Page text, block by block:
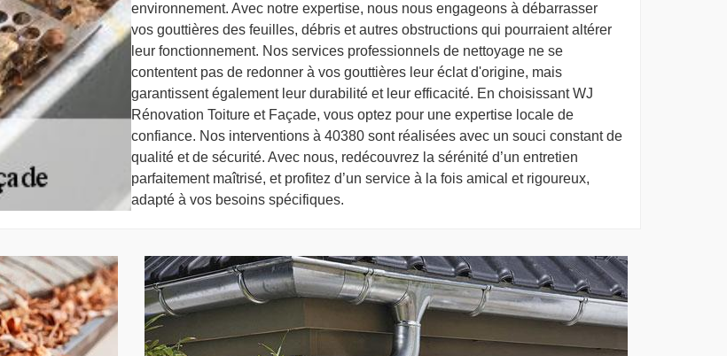
environnement. Avec notre expertise, nous nous engageons à débarrasser
vos gouttières des feuilles, débris et autres obstructions qui pourraient altérer
leur fonctionnement. Nos services professionnels de nettoyage ne se
contentent pas de redonner à vos gouttières leur éclat d'origine, mais
garantissent également leur durabilité et leur efficacité. En choisissant WJ
Rénovation Toiture et Façade, vous optez pour une expertise locale de
confiance. Nos interventions à 40380 sont réalisées avec un souci constant de
qualité et de sécurité. Avec nous, redécouvrez la sérénité d’un entretien
parfaitement maîtrisé, et profitez d’un service à la fois amical et rigoureux,
adapté à vos besoins spécifiques.